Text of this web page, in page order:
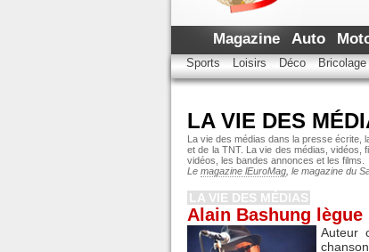
Magazine Auto
Sports Loisirs Déco Bricolage
LA VIE DES
La vie des médias dans la presse écrite,
et de la TNT. La vie des médias, vidéos,
vidéos, les bandes annonces et les films.
Le magazine lEuroMag , le magazine du
LA VIE DES MÉDIAS
Alain Bashung
Auteur